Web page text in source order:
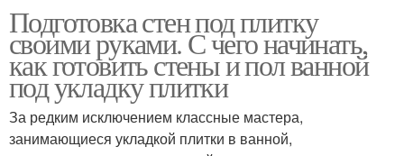
Подготовка стен под плитку
своими руками. С чего начинать,
как готовить стены и пол ванной
под укладку плитки
За редким исключением классные мастера,
занимающиеся укладкой плитки в ванной,